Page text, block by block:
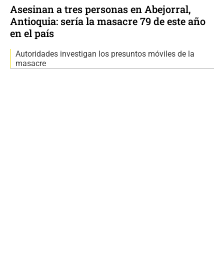
Asesinan a tres personas en Abejorral,
Antioquia: sería la masacre 79 de este año
en el país
Autoridades investigan los presuntos móviles de la
masacre